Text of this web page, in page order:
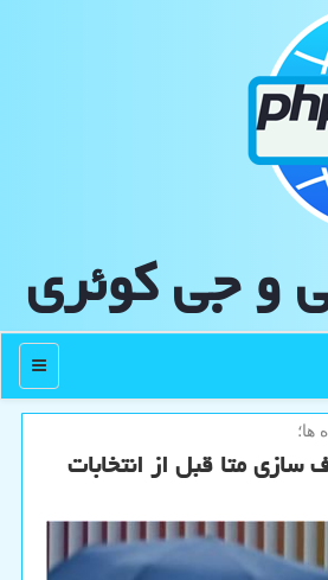
و جی كوئری
منو
ها؛
سازی متا قبل از انتخابات